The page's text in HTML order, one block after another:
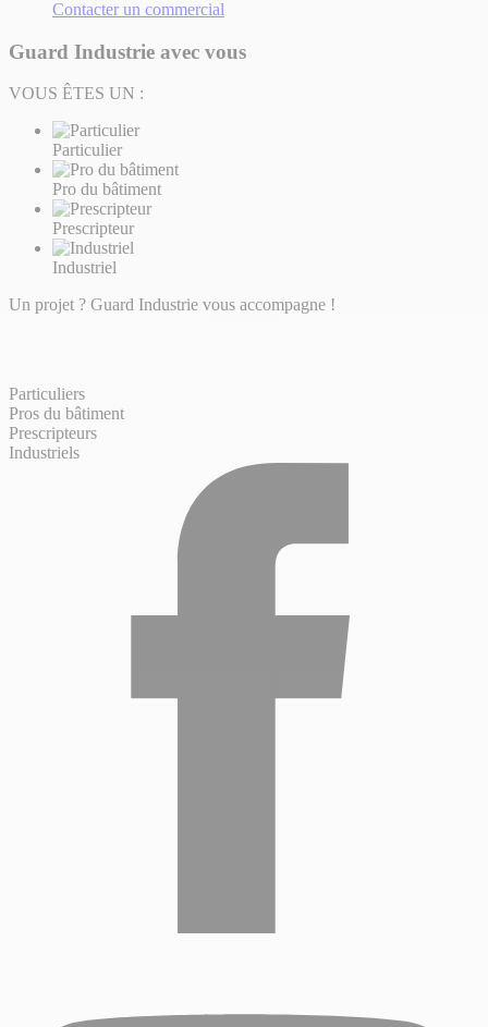
Contacter un commercial
Guard Industrie avec vous
VOUS ÊTES UN :
Particulier
Pro du bâtiment
Prescripteur
Industriel
Un projet ? Guard Industrie vous accompagne !
Particuliers
Pros du bâtiment
Prescripteurs
Industriels